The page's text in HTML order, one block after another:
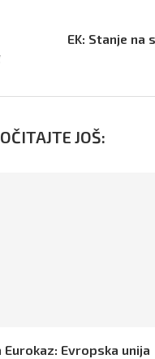
EK: Stanje
JOŠ:
Eurokaz: Evropska unija